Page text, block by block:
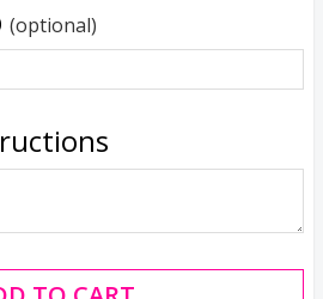
(optional)